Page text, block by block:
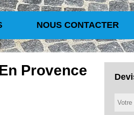
NOUS CONTACTER
Provence